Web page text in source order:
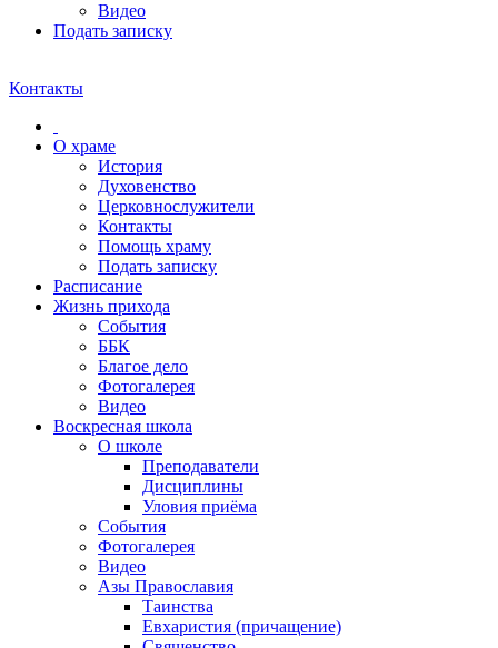
Видео
Подать записку
Контакты
О храме
История
Духовенство
Церковнослужители
Контакты
Помощь храму
Подать записку
Расписание
Жизнь прихода
События
ББК
Благое дело
Фотогалерея
Видео
Воскресная школа
О школе
Преподаватели
Дисциплины
Уловия приёма
События
Фотогалерея
Видео
Азы Православия
Таинства
Евхаристия (причащение)